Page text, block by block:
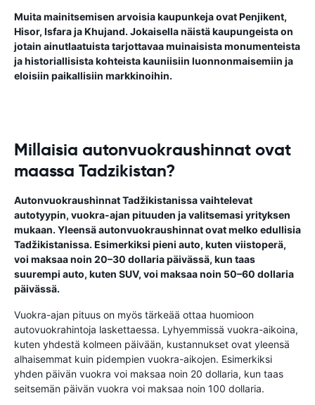
Muita mainitsemisen arvoisia kaupunkeja ovat Penjikent,
Hisor, Isfara ja Khujand. Jokaisella näistä kaupungeista on
jotain ainutlaatuista tarjottavaa muinaisista monumenteista
ja historiallisista kohteista kauniisiin luonnonmaisemiin ja
eloisiin paikallisiin markkinoihin.
Millaisia autonvuokraushinnat ovat
maassa Tadzikistan?
Autonvuokraushinnat Tadžikistanissa vaihtelevat
autotyypin, vuokra-ajan pituuden ja valitsemasi yrityksen
mukaan. Yleensä autonvuokraushinnat ovat melko edullisia
Tadžikistanissa. Esimerkiksi pieni auto, kuten viistoperä,
voi maksaa noin 20–30 dollaria päivässä, kun taas
suurempi auto, kuten SUV, voi maksaa noin 50–60 dollaria
päivässä.
Vuokra-ajan pituus on myös tärkeää ottaa huomioon
autovuokrahintoja laskettaessa. Lyhyemmissä vuokra-aikoina,
kuten yhdestä kolmeen päivään, kustannukset ovat yleensä
alhaisemmat kuin pidempien vuokra-aikojen. Esimerkiksi
yhden päivän vuokra voi maksaa noin 20 dollaria, kun taas
seitsemän päivän vuokra voi maksaa noin 100 dollaria.